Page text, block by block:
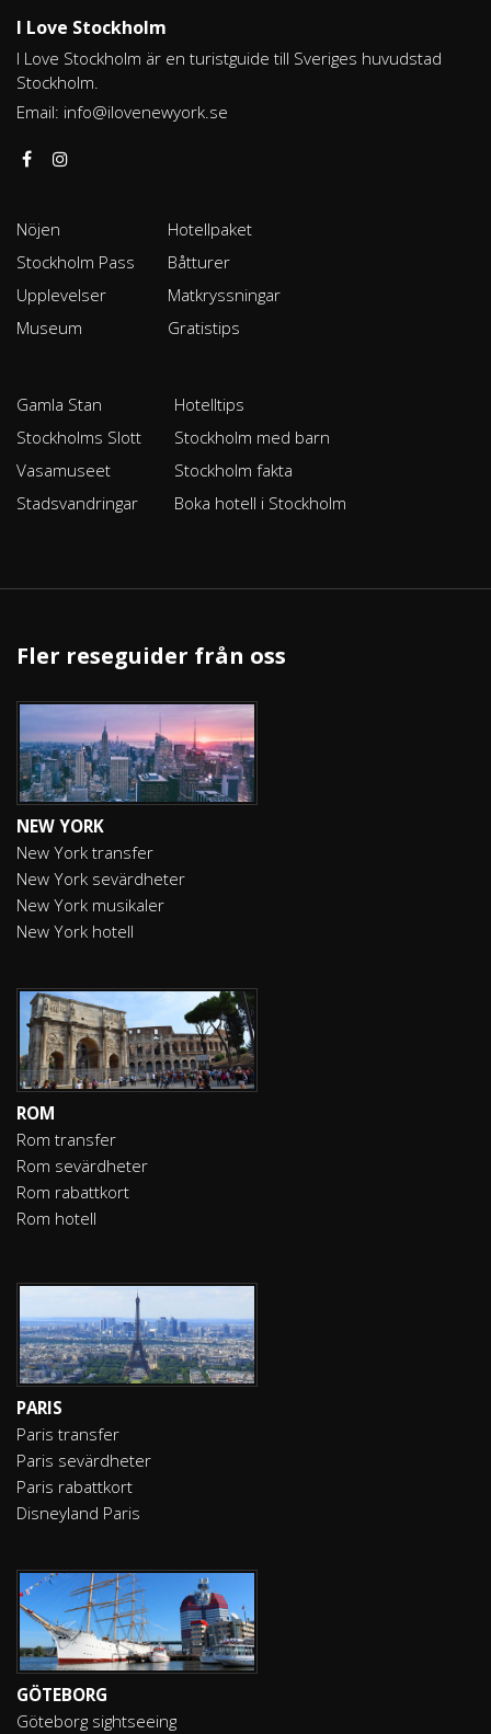
I Love Stockholm
I Love Stockholm är en turistguide till Sveriges huvudstad
Stockholm.
Email: info@ilovenewyork.se
Nöjen
Stockholm Pass
Upplevelser
Museum
Hotellpaket
Båtturer
Matkryssningar
Gratistips
Gamla Stan
Stockholms Slott
Vasamuseet
Stadsvandringar
Hotelltips
Stockholm med barn
Stockholm fakta
Boka hotell i Stockholm
Fler reseguider från oss
NEW YORK
New York transfer
New York sevärdheter
New York musikaler
New York hotell
ROM
Rom transfer
Rom sevärdheter
Rom rabattkort
Rom hotell
PARIS
Paris transfer
Paris sevärdheter
Paris rabattkort
Disneyland Paris
GÖTEBORG
Göteborg sightseeing